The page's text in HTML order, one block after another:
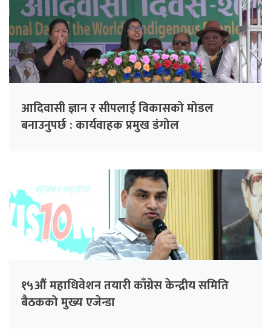
आदिवासी ज्ञान र सीपलाई विकासको मोडल
बनाउनुपर्छ : कार्यवाहक प्रमुख डंगोल
१५औं महाधिवेशन तयारी काँग्रेस केन्द्रीय समिति
बैठकको मुख्य एजेन्डा